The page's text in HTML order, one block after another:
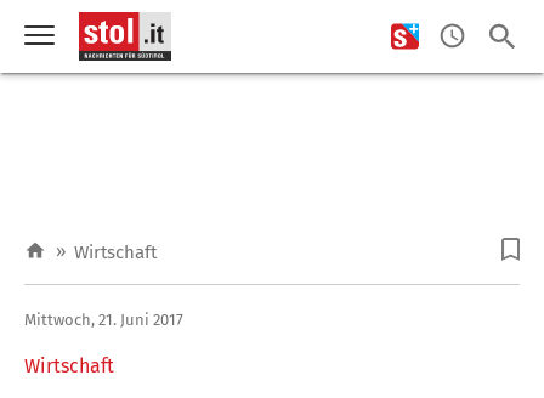
» Wirtschaft
Wirtschaft
Mittwoch, 21. Juni 2017